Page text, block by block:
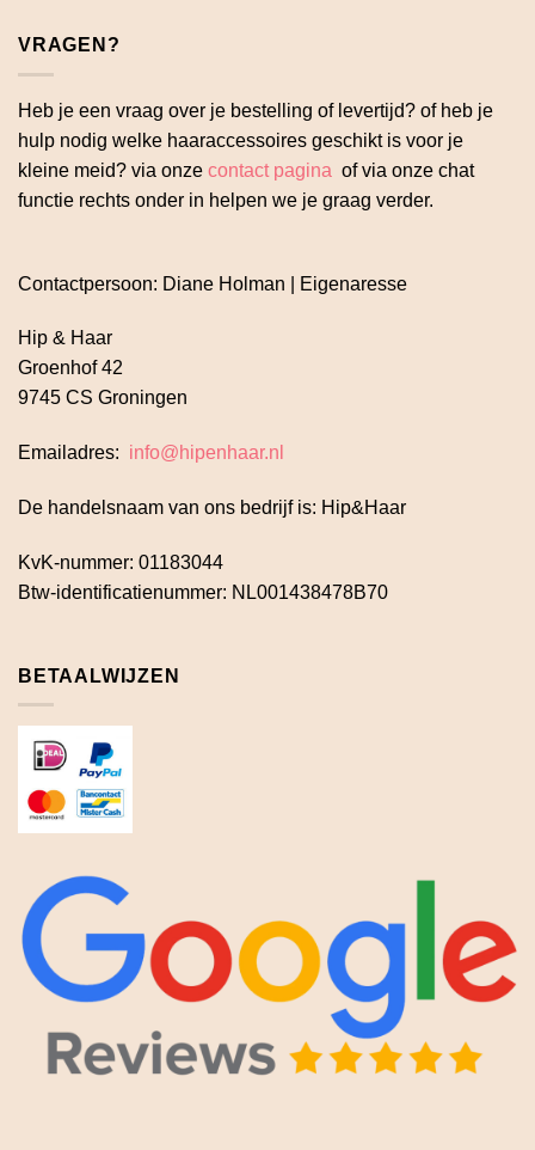
VRAGEN?
Heb je een vraag over je bestelling of levertijd? of heb je
hulp nodig welke haaraccessoires geschikt is voor je
kleine meid? via onze contact pagina of via onze chat
functie rechts onder in helpen we je graag verder.
Contactpersoon: Diane Holman | Eigenaresse
Hip & Haar
Groenhof 42
9745 CS Groningen
Emailadres: info@hipenhaar.nl
De handelsnaam van ons bedrijf is: Hip&Haar
KvK-nummer: 01183044
Btw-identificatienummer: NL001438478B70
BETAALWIJZEN